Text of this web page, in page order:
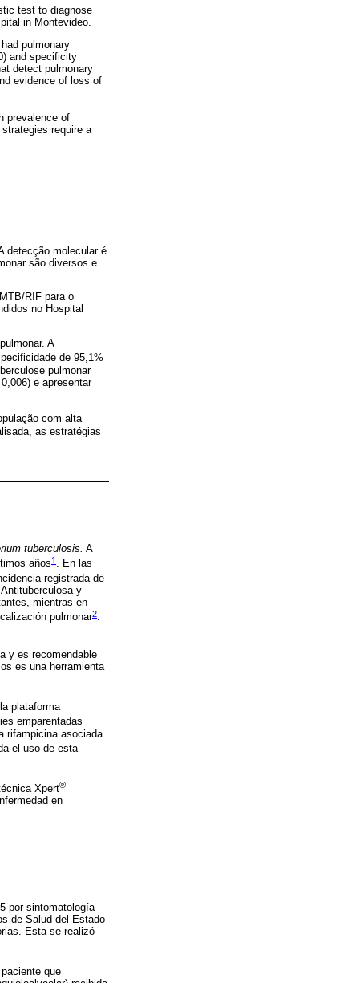
test to diagnose
in Montevideo.
pulmonary
and specificity
detect pulmonary
evidence of loss of
prevalence of
require a
detecção molecular é
são diversos e
RIF para o
no Hospital
A
de 95,1%
pulmonar
e apresentar
com alta
as estratégias
tuberculosis. A
años1 . En las
registrada de
y
mientras en
pulmonar2.
y es recomendable
es una herramienta
plataforma
emparentadas
rifampicina asociada
el uso de esta
Xpert®
en
por sintomatología
de Salud del Estado
Esta se realizó
que